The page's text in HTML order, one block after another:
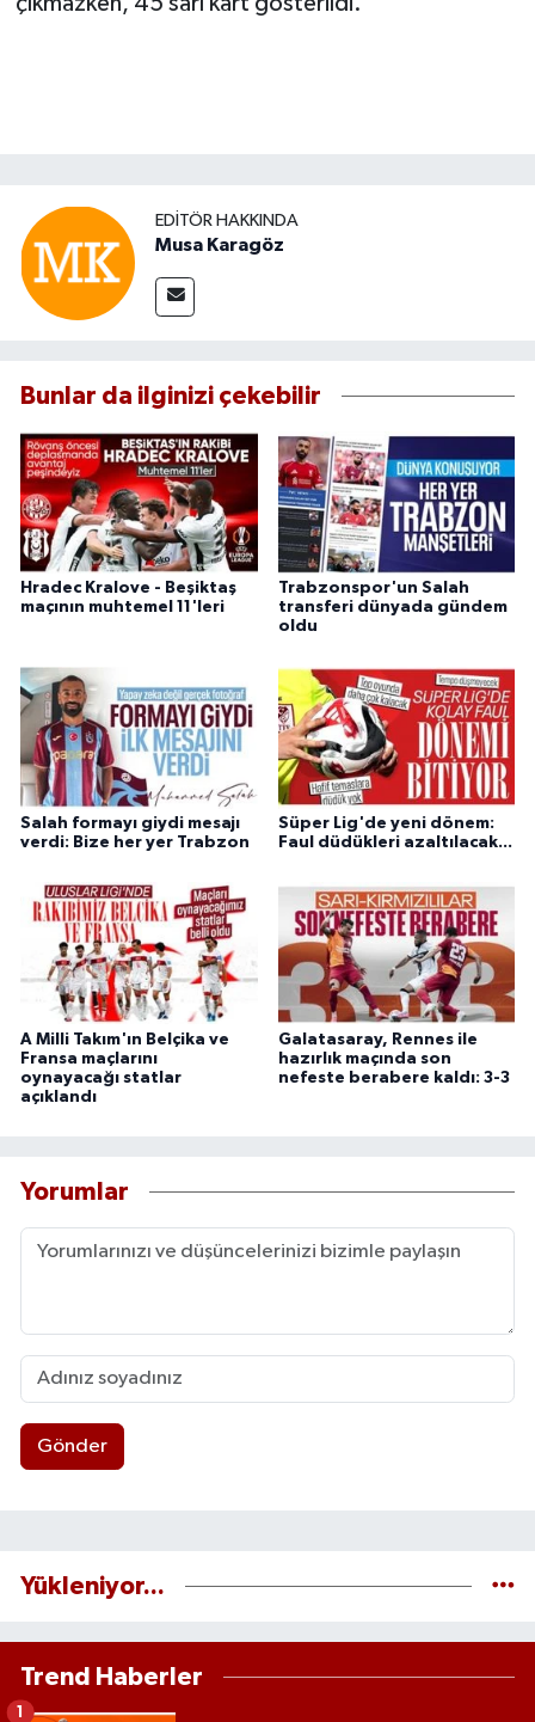
EDITÖR HAKKINDA
Musa Karagöz
Bunlar da ilginizi çekebilir
Hradec Kralove - Beşiktaş
maçının muhtemel 11'leri
Trabzonspor'un Salah
transferi dünyada gündem
oldu
Salah formayı giydi mesajı
verdi: Bize her yer Trabzon
Süper Lig'de yeni dönem:
Faul düdükleri azaltılacak...
A Milli Takım'ın Belçika ve
Fransa maçlarını
oynayacağı statlar
açıklandı
Galatasaray, Rennes ile
hazırlık maçında son
nefeste berabere kaldı: 3-3
Yorumlar
Gönder
Yükleniyor...
Trend Haberler
1